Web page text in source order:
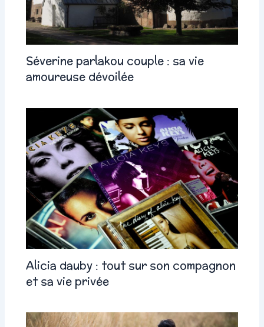
Séverine parlakou couple : sa vie
amoureuse dévoilée
Alicia dauby : tout sur son compagnon
et sa vie privée